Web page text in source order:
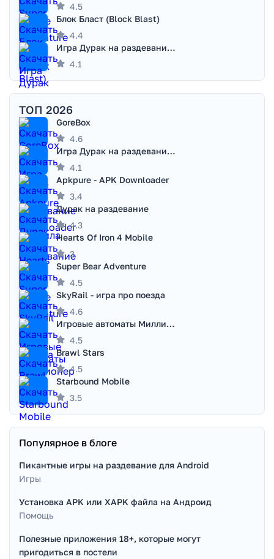
4.5
Блок Бласт (Block Blast)
4.4
Игра Дурак на раздевание - Правила игры
4.1
ТОП 2026
GoreBox
4.6
Игра Дурак на раздевание - Правила игры
4.1
Apkpure - APK Downloader
3.4
Дурак на раздевание
4.3
Hearts Of Iron 4 Mobile
3
Super Bear Adventure
4.5
SkyRail - игра про поезда
4.6
Игровые автоматы Миллионер
4.5
Brawl Stars
4.5
Starbound Mobile
3.5
Популярное в блоге
Пикантные игры на раздевание для Android
Игры
Установка APK или XAPK файла на Андроид
Помощь
Полезные приложения 18+, которые могут
пригодиться в постели